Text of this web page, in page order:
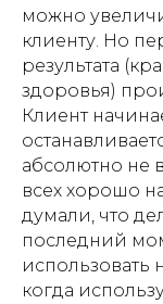
можно
клиенту. Но
результата
здоровья)
Клиент
абсолютно не
всех хорошо
думали, что
последний
использовать
когда